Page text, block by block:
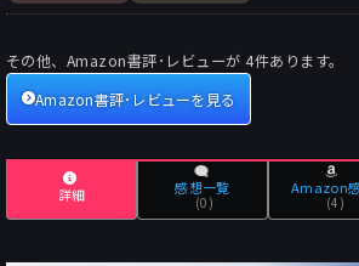
その他、Amazon書評･レビューが4件あります。
Amazon書評･レビューを見る
詳細 感想一覧
(0)
Amazon
(4)